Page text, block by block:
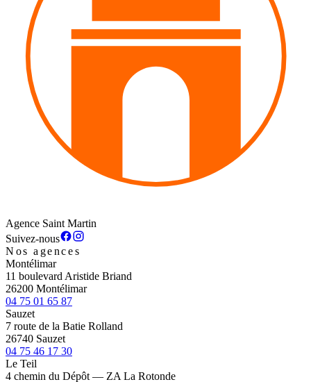
Agence Saint Martin
Suivez-nous
Nos agences
Montélimar
11 boulevard Aristide Briand
26200 Montélimar
04 75 01 65 87
Sauzet
7 route de la Batie Rolland
26740 Sauzet
04 75 46 17 30
Le Teil
4 chemin du Dépôt — ZA La Rotonde